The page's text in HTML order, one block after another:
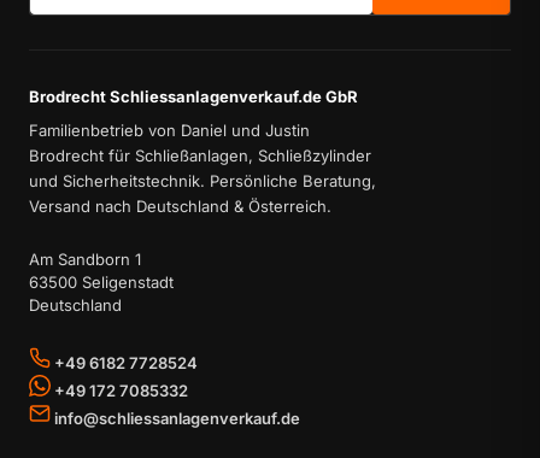
Brodrecht Schliessanlagenverkauf.de GbR
Familienbetrieb von Daniel und Justin
Brodrecht für Schließanlagen, Schließzylinder
und Sicherheitstechnik. Persönliche Beratung,
Versand nach Deutschland & Österreich.
Am Sandborn 1
63500 Seligenstadt
Deutschland
+49 6182 7728524
+49 172 7085332
info@schliessanlagenverkauf.de